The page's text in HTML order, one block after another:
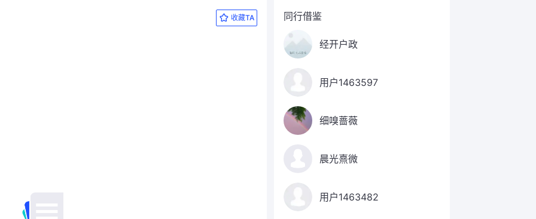
收藏TA 同行借鉴
经开户政
用户1463597
细嗅蔷薇
晨光熹微
用户1463482